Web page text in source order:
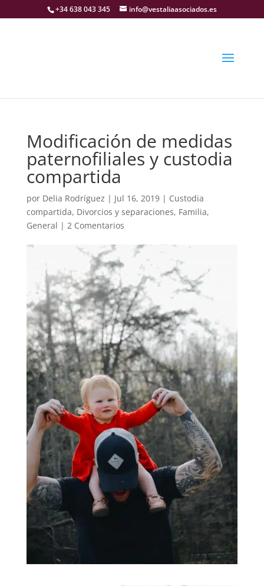
+34 638 043 345 info@vestaliaasociados.es
Modificación de medidas
paternofiliales y custodia
compartida
por Delia Rodríguez | Jul 16, 2019| Custodia
compartida, Divorcios y separaciones, Familia,
General | 2 Comentarios